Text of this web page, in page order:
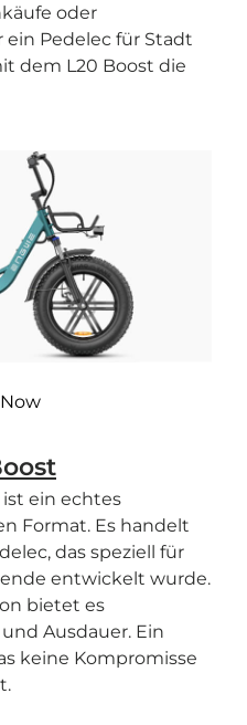
oder
Pedelec für Stadt
dem L20 Boost die
ist ein echtes
Format. Es handelt
das speziell für
entwickelt wurde.
bietet es
Ausdauer. Ein
keine Kompromisse